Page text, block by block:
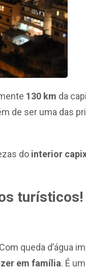
130 km da
de ser uma das
do interior
turísticos!
queda d’água
em família. É